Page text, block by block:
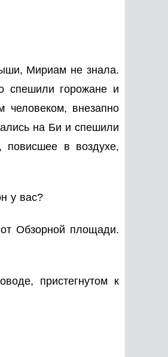
Мириам не знала.
спешили горожане и
внезапно
на Би и спешили
повисшее в воздухе,
у вас?
Обзорной площади.
пристегнутом к